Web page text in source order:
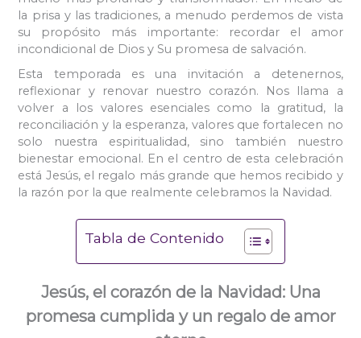
la prisa y las tradiciones, a menudo perdemos de vista
su propósito más importante: recordar el amor
incondicional de Dios y Su promesa de salvación.
Esta temporada es una invitación a detenernos,
reflexionar y renovar nuestro corazón. Nos llama a
volver a los valores esenciales como la gratitud, la
reconciliación y la esperanza, valores que fortalecen no
solo nuestra espiritualidad, sino también nuestro
bienestar emocional. En el centro de esta celebración
está Jesús, el regalo más grande que hemos recibido y
la razón por la que realmente celebramos la Navidad.
Tabla de Contenido
Jesús, el corazón de la Navidad: Una
promesa cumplida y un regalo de amor